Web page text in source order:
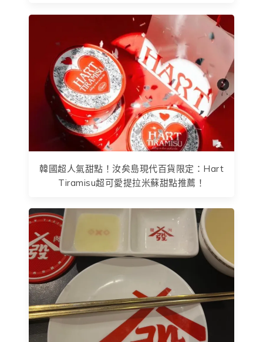
韓國超人氣甜點！汝矣島現代百貨限定：Hart
Tiramisu超可愛提拉米蘇甜點推薦！